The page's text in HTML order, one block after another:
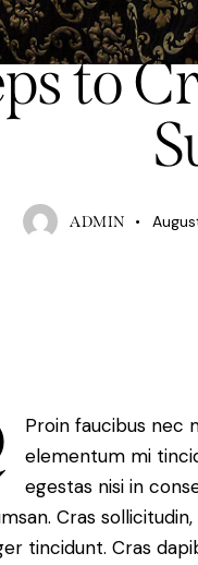
to
ADMIN
Proin faucibus nec
elementum mi
egestas nisi in
Cras
tincidunt. Cras